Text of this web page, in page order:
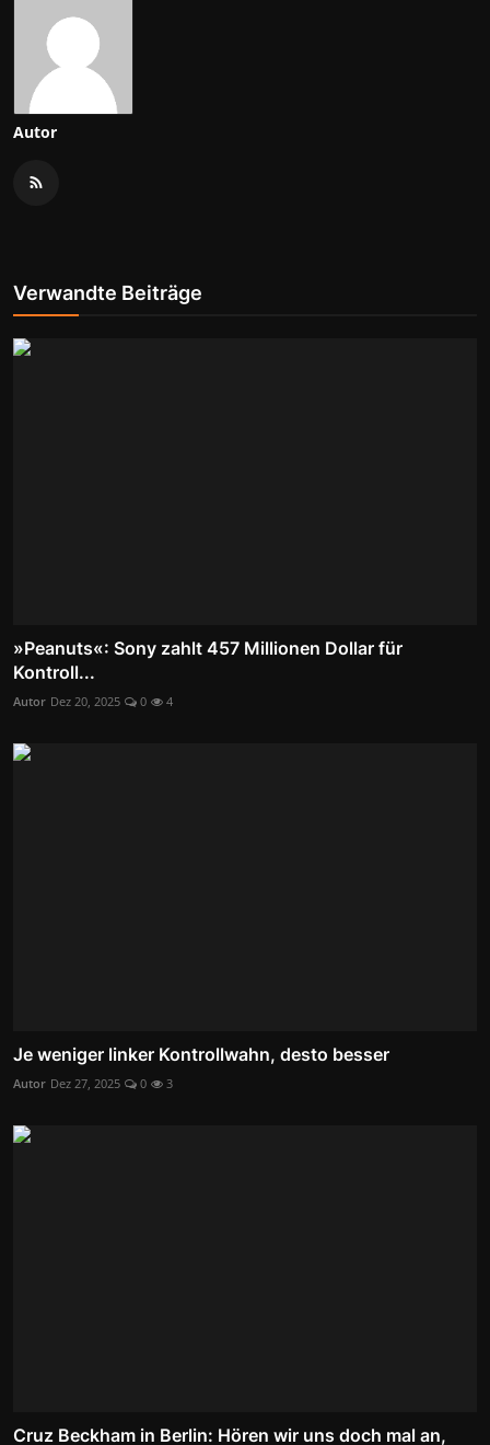
Autor
Verwandte Beiträge
»Peanuts«: Sony zahlt 457 Millionen Dollar für
Kontroll...
Autor Dez 20, 2025 0 4
Je weniger linker Kontrollwahn, desto besser
Autor Dez 27, 2025 0 3
Cruz Beckham in Berlin: Hören wir uns doch mal an,